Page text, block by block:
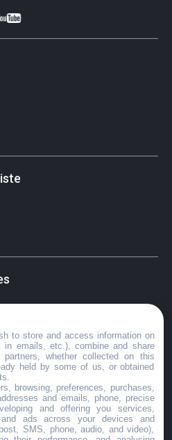
to store and access information on
in emails, etc.), combine and share
whether collected on this
held by some of us, or obtained
browsing, preferences, purchases,
and emails, phone, precise
and offering you services,
ads across your devices and
SMS, phone, audio, and video),